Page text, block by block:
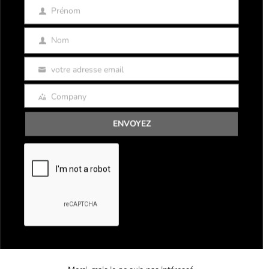
PrénomPrénom
Nom Nom
Email votre adresse email
CompanyCompany
ENVOYEZ